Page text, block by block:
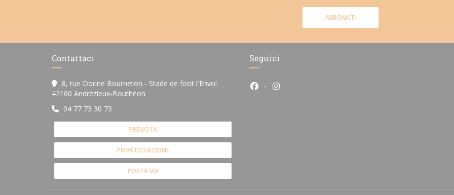
ABBONATI
Contattaci
8, rue Dorine Bourneton - Stade de foot l'Envol
42160 Andrézieux-Bouthéon
04 77 73 30 73
PRENOTA
PRIVATIZZAZIONE
PORTA VIA
Seguici
Facebook ((apre una nuova finestra))
Instagram ((apre una nuova finestra))